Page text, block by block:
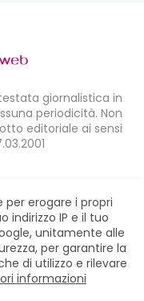
giornalistica in
periodicità. Non
editoriale ai sensi
Privacy Policy
per erogare i propri
indirizzo IP e il tuo
unitamente alle
per garantire la
di utilizzo e rilevare
informazioni